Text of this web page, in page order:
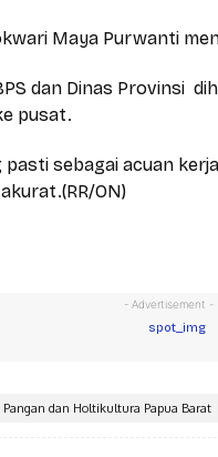
Maya Purwanti
dan Dinas Provinsi
pusat.
sebagai acuan
ON)
- Advertisement -
Pangan dan Holtikultura Papua Barat